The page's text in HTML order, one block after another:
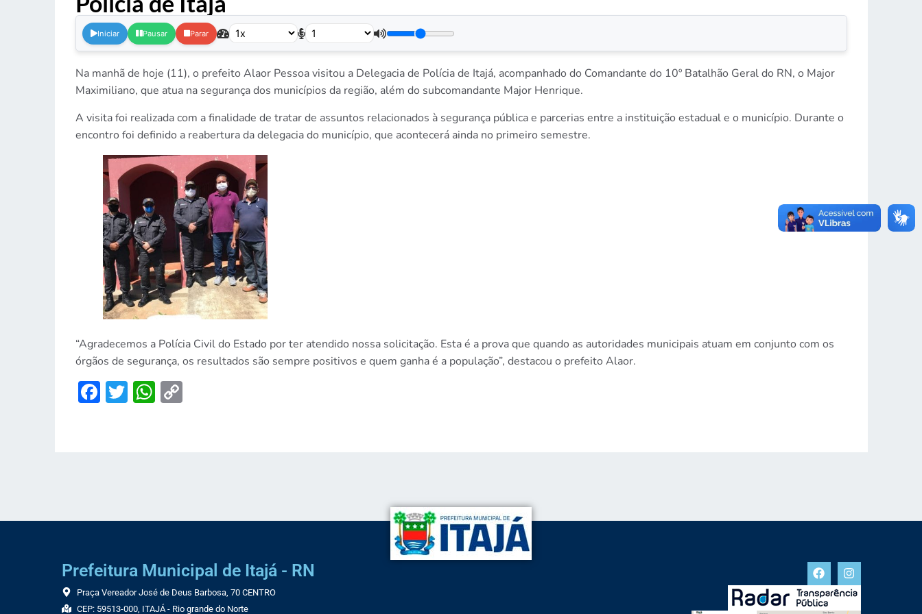
Iniciar Pausar Parar
Na manhã de hoje (11), o prefeito Alaor Pessoa visitou a Delegacia de Polícia de Itajá, acompanhado do Comandante do 10º Batalhão Geral do RN, o Major
Maximiliano, que atua na segurança dos municípios da região, além do subcomandante Major Henrique.
A visita foi realizada com a finalidade de tratar de assuntos relacionados à segurança pública e parcerias entre a instituição estadual e o município. Durante o
encontro foi definido a reabertura da delegacia do município, que acontecerá ainda no primeiro semestre.
“Agradecemos a Polícia Civil do Estado por ter atendido nossa solicitação. Esta é a prova que quando as autoridades municipais atuam em conjunto com os
órgãos de segurança, os resultados são sempre positivos e quem ganha é a população”, destacou o prefeito Alaor.
Facebook
TwitterWhatsApp
Copy
Prefeitura Municipal de Itajá - RN
Praça Vereador José de Deus Barbosa, 70 CENTRO
CEP: 59513-000, ITAJÁ - Rio grande do Norte